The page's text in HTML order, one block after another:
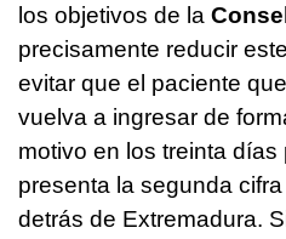
los objetivos de la
precisamente reducir
evitar que el paciente
vuelva a ingresar de
motivo en los treinta
presenta la segunda cifra
detrás de Extremadura.